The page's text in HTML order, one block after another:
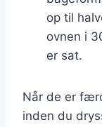
op til
ovnen i
er sat.
Når de er
inden du